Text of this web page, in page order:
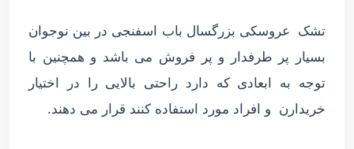
تشک عروسکی بزرگسال باب اسفنجی در بین نوجوان
بسیار پر طرفدار و پر فروش می باشد و همچنین با
توجه به ابعادی که دارد راحتی بالایی را در اختیار
خریدارن و افراد مورد استفاده کنند قرار می دهند.